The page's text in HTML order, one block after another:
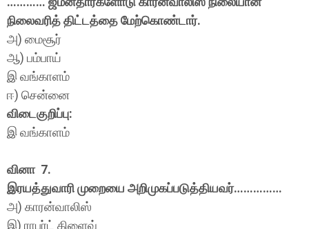
நிலைவரித் திட்டத்தை மேற்கொண்டார்.
அ) மைசூர்
ஆ) பம்பாய்
இ வங்காளம்
ஈ) சென்னை
விடைகுறிப்பு:
இ வங்காளம்
வினா 7.
இரயத்துவாரி முறையை அறிமுகப்படுத்தியவர்……………
அ) காரன்வாலிஸ்
இ) ராபர்ட் கிளைவ்